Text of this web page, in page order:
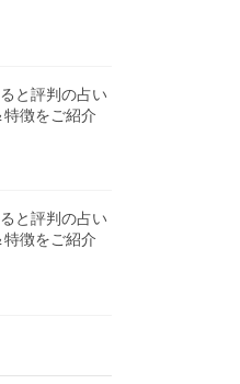
と評判の占い
徴をご紹介
と評判の占い
徴をご紹介